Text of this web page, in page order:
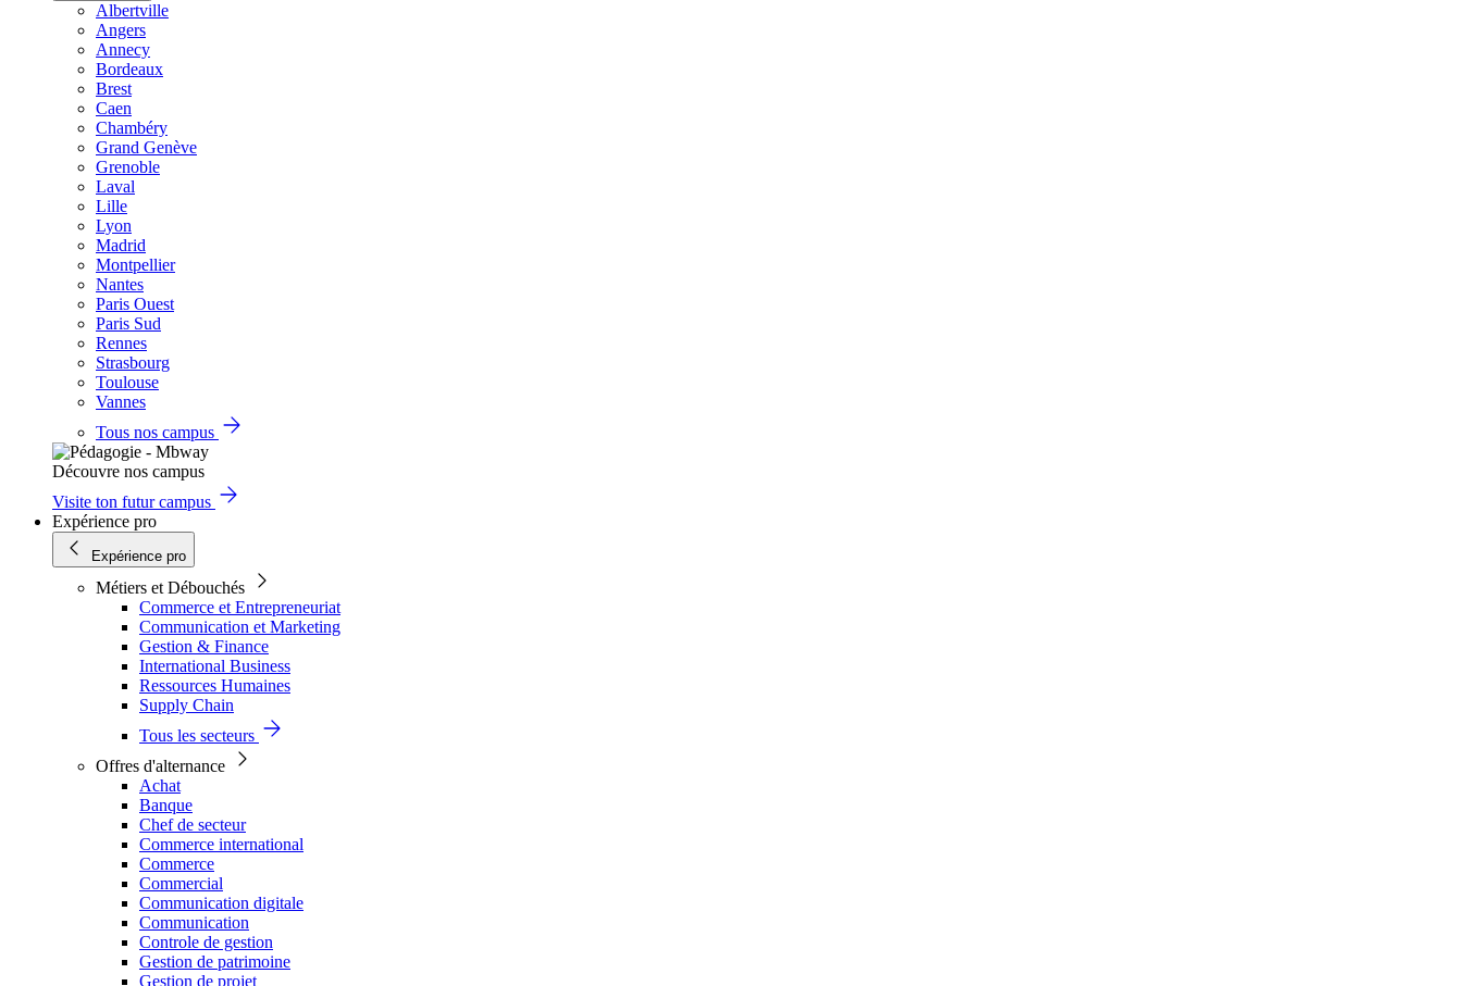
Albertville
Angers
Annecy
Bordeaux
Brest
Caen
Chambéry
Grand Genève
Grenoble
Laval
Lille
Lyon
Madrid
Montpellier
Nantes
Paris Ouest
Paris Sud
Rennes
Strasbourg
Toulouse
Vannes
Tous nos campus
Découvre nos campus
Visite ton futur campus
Expérience pro
Expérience pro
Métiers et Débouchés
Commerce et Entrepreneuriat
Communication et Marketing
Gestion & Finance
International Business
Ressources Humaines
Supply Chain
Tous les secteurs
Offres d'alternance
Achat
Banque
Chef de secteur
Commerce international
Commerce
Commercial
Communication digitale
Communication
Controle de gestion
Gestion de patrimoine
Gestion de projet